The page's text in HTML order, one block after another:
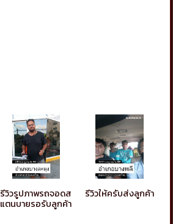
รีวิวรูปภาพรถจอดส
แตนบายรอรับลูกค้า
รีวิวให้ครับส่งลูกค้า